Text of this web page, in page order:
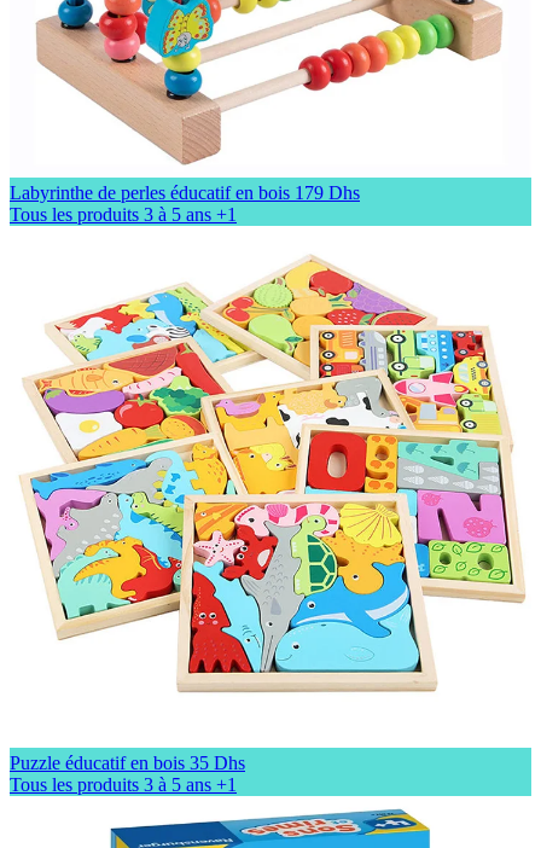
Labyrinthe de perles éducatif en bois 179 Dhs
Tous les produits 3 à 5 ans +1
Puzzle éducatif en bois 35 Dhs
Tous les produits 3 à 5 ans +1